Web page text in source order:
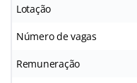
Lotação
Número de vagas
Remuneração